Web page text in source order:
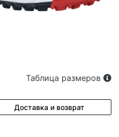
Таблица размеров
Доставка и возврат